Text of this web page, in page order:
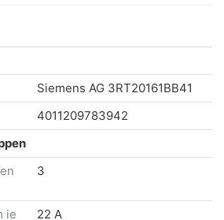
Siemens AG 3RT20161BB41
4011209783942
3
ie
22 A